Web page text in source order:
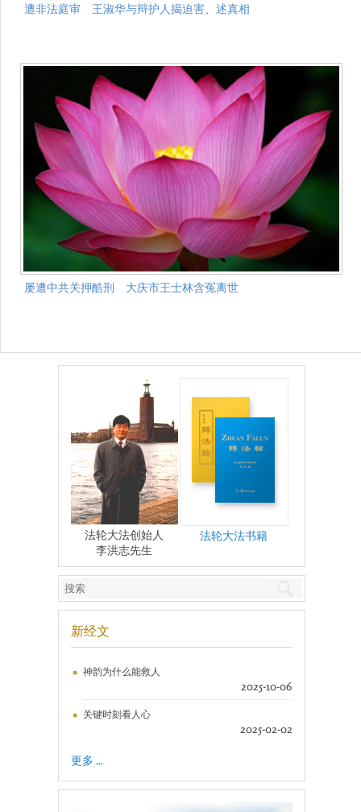
遭非法庭审 王淑华与辩护人揭迫害、述真相
屡遭中共关押酷刑 大庆市王士林含冤离世
法轮大法创始人
李洪志先生
法轮大法书籍
新经文
神韵为什么能救人
2025-10-06
关键时刻看人心
2025-02-02
更多 ...